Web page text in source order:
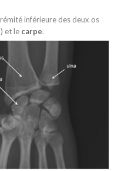
inférieure des deux os
et le carpe.